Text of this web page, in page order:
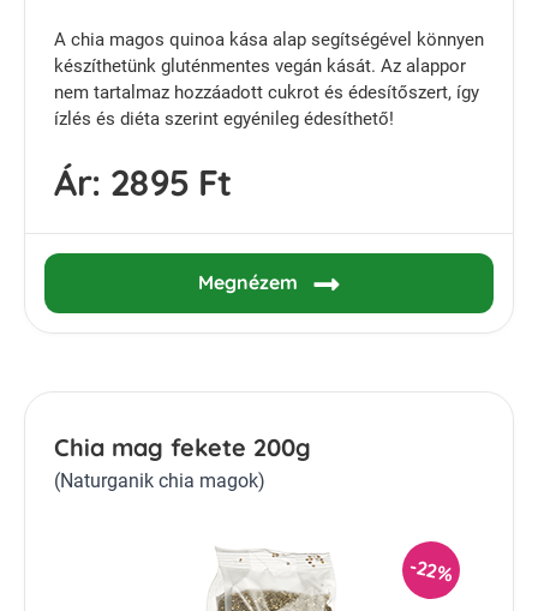
A chia magos quinoa kása alap segítségével könnyen
készíthetünk gluténmentes vegán kását. Az alappor
nem tartalmaz hozzáadott cukrot és édesítőszert, így
ízlés és diéta szerint egyénileg édesíthető!
Ár: 2895 Ft
Megnézem
Chia mag fekete 200g
(Naturganik chia magok)
-22%